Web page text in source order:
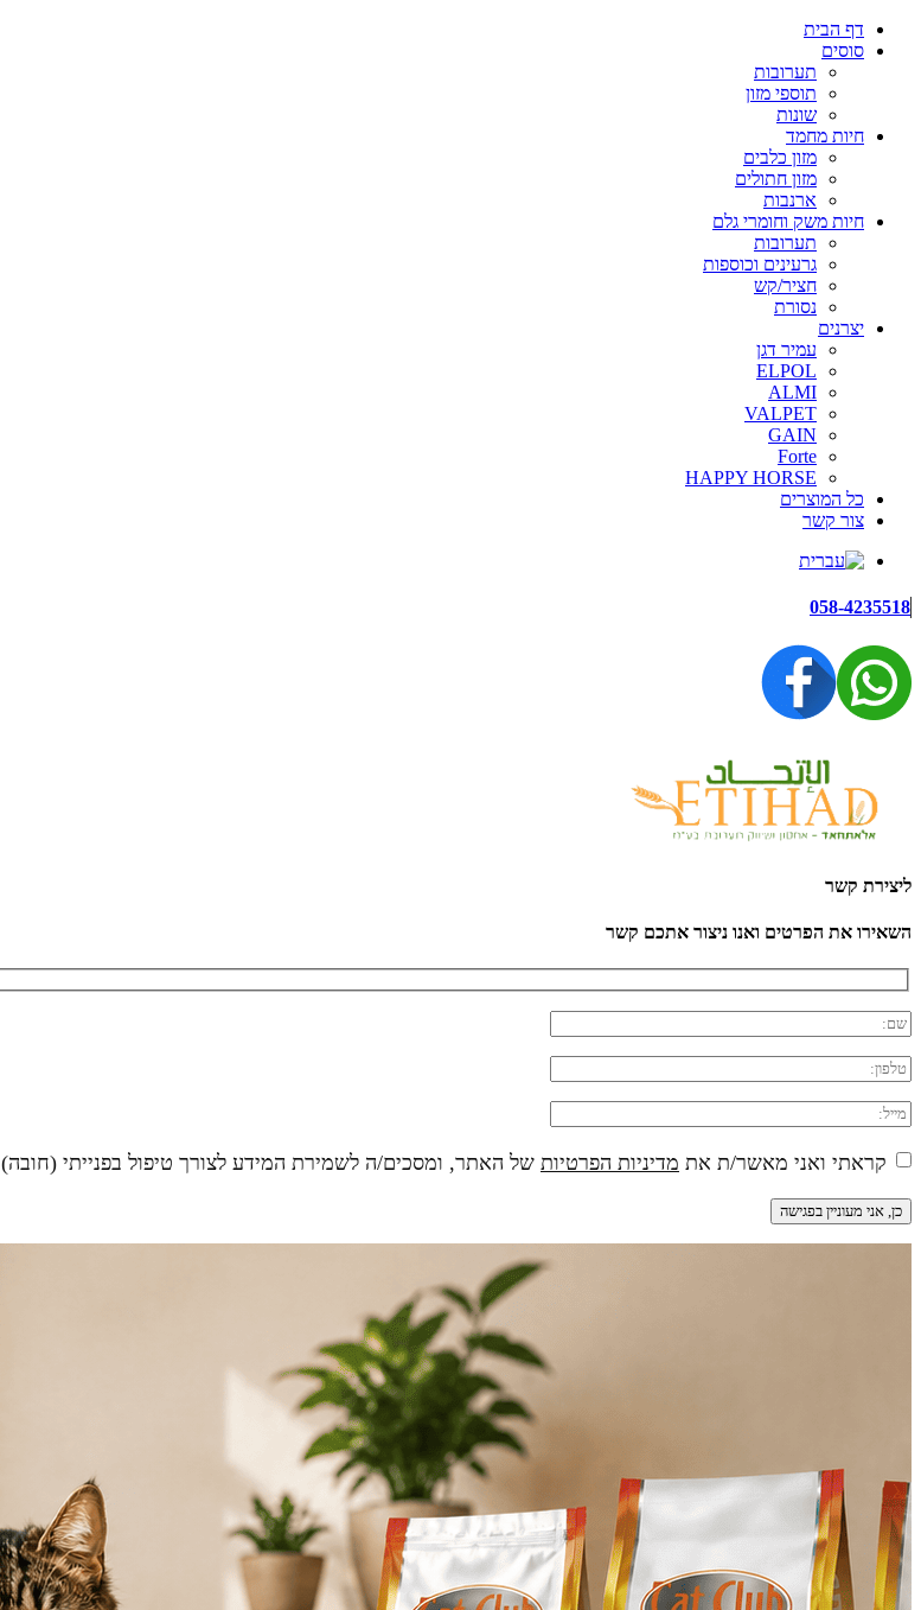
דף הבית
סוסים
תערובות
תוספי מזון
שונות
חיות מחמד
מזון כלבים
מזון חתולים
ארנבות
חיות משק וחומרי גלם
תערובות
גרעינים וכוספות
חציר/קש
נסורת
יצרנים
עמיר דגן
ELPOL
ALMI
VALPET
GAIN
Forte
HAPPY HORSE
כל המוצרים
צור קשר
058-4235518
ליצירת קשר
השאירו את הפרטים ואנו ניצור אתכם קשר
קראתי ואני מאשר/ת את מדיניות הפרטיות של האתר, ומסכים/ה לשמירת המידע לצורך טיפול בפנייתי (חובה)